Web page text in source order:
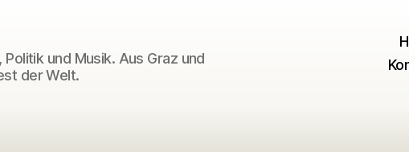
Politik und Musik. Aus Graz und
der Welt.